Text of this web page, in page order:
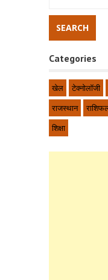
Categories
खेल टेक्नोलॉजी
राजस्थान
शिक्षा